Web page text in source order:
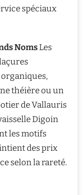
spéciaux
NomsLes
théière ou un
de Vallauris
Digoin
les motifs
des prix
selon la rareté.